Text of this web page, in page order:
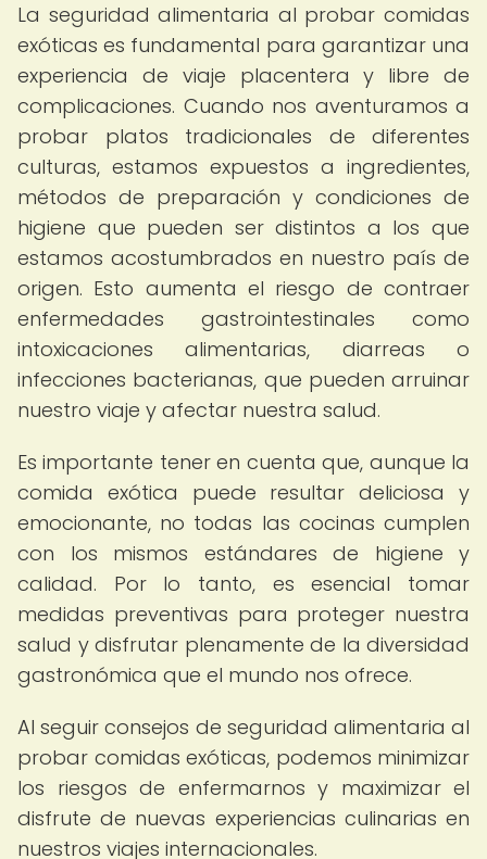
La seguridad alimentaria al probar comidas
exóticas es fundamental para garantizar una
experiencia de viaje placentera y libre de
complicaciones. Cuando nos aventuramos a
probar platos tradicionales de diferentes
culturas, estamos expuestos a ingredientes,
métodos de preparación y condiciones de
higiene que pueden ser distintos a los que
estamos acostumbrados en nuestro país de
origen. Esto aumenta el riesgo de contraer
enfermedades gastrointestinales como
intoxicaciones alimentarias, diarreas o
infecciones bacterianas, que pueden arruinar
nuestro viaje y afectar nuestra salud.
Es importante tener en cuenta que, aunque la
comida exótica puede resultar deliciosa y
emocionante, no todas las cocinas cumplen
con los mismos estándares de higiene y
calidad. Por lo tanto, es esencial tomar
medidas preventivas para proteger nuestra
salud y disfrutar plenamente de la diversidad
gastronómica que el mundo nos ofrece.
Al seguir consejos de seguridad alimentaria al
probar comidas exóticas, podemos minimizar
los riesgos de enfermarnos y maximizar el
disfrute de nuevas experiencias culinarias en
nuestros viajes internacionales.